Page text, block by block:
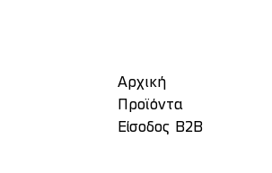
Αρχική
Προϊόντα
Είσοδος Β2Β